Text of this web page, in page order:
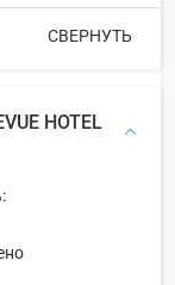
СВЕРНУТЬ
HOTEL